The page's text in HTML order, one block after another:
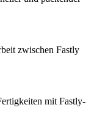
zwischen Fastly
mit Fastly-